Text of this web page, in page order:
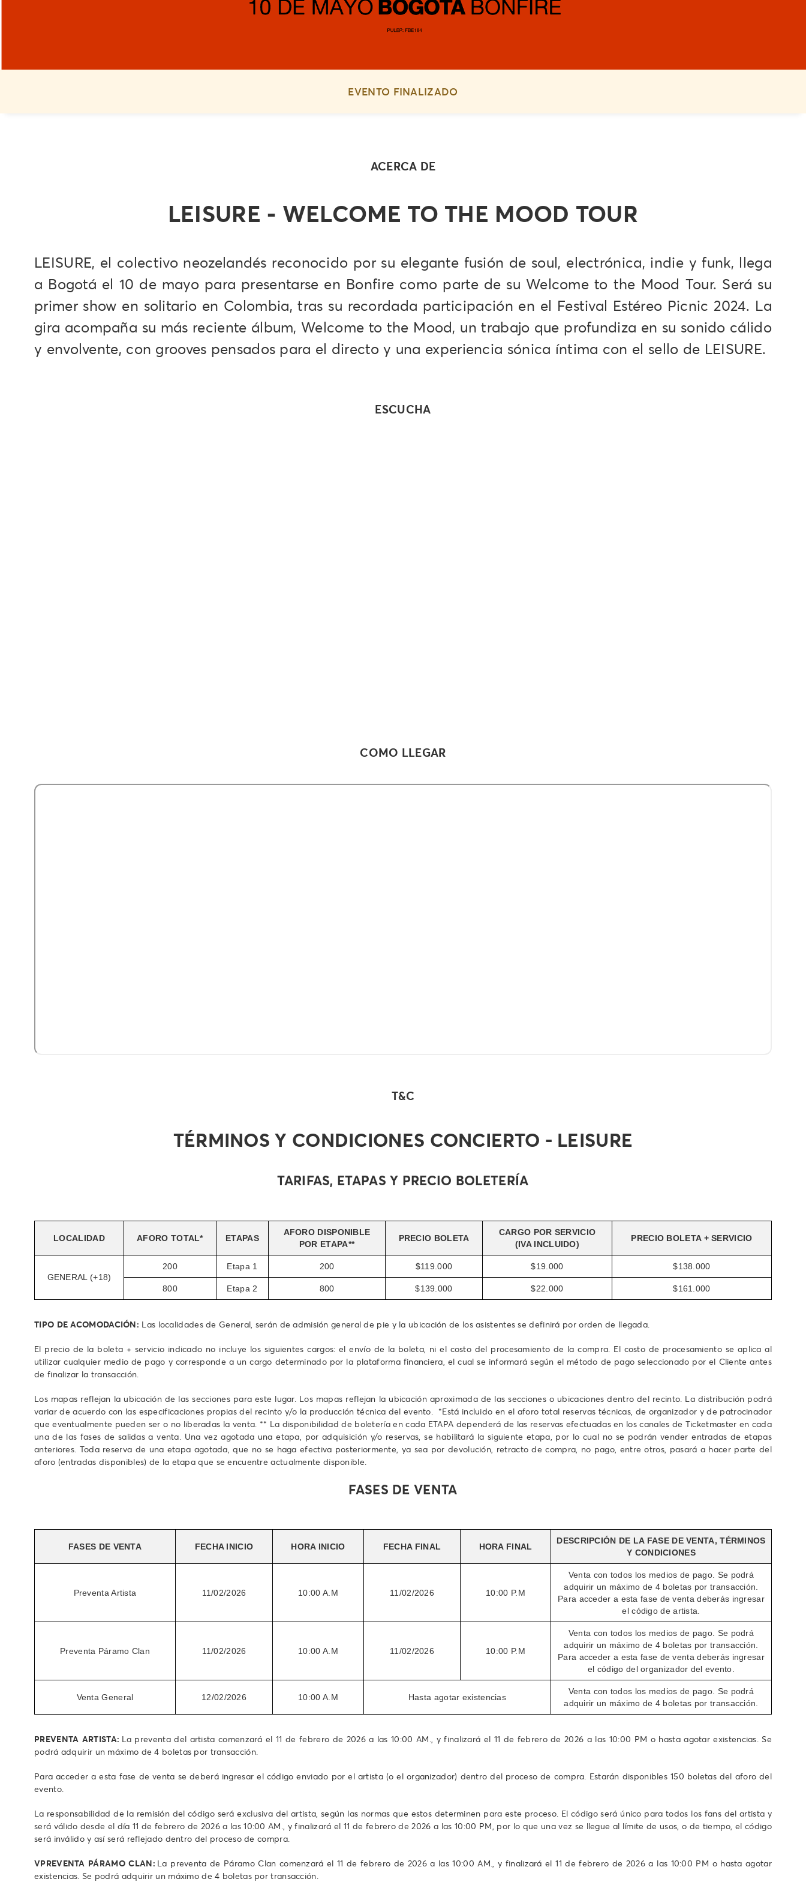
EVENTO FINALIZADO
ACERCA DE
LEISURE - WELCOME TO THE MOOD TOUR
LEISURE, el colectivo neozelandés reconocido por su elegante fusión de soul, electrónica, indie y funk, llega
a Bogotá el 10 de mayo para presentarse en Bonfire como parte de su Welcome to the Mood Tour. Será su
primer show en solitario en Colombia, tras su recordada participación en el Festival Estéreo Picnic 2024. La
gira acompaña su más reciente álbum, Welcome to the Mood, un trabajo que profundiza en su sonido cálido
y envolvente, con grooves pensados para el directo y una experiencia sónica íntima con el sello de LEISURE.
ESCUCHA
COMO LLEGAR
T&C
TÉRMINOS Y CONDICIONES CONCIERTO - LEISURE
TARIFAS, ETAPAS Y PRECIO BOLETERÍA
LOCALIDAD AFORO TOTAL* ETAPAS
AFORO DISPONIBLE
POR ETAPA**
PRECIO BOLETA
CARGO POR SERVICIO
(IVA INCLUIDO)
PRECIO BOLETA + SERVICIO
GENERAL (+18)
200 Etapa 1 200 $119.000 $19.000 $138.000
800 Etapa 2 800 $139.000 $22.000 $161.000
TIPO DE ACOMODACIÓN: Las localidades de General, serán de admisión general de pie y la ubicación de los asistentes se definirá por orden de llegada.
El precio de la boleta + servicio indicado no incluye los siguientes cargos: el envío de la boleta, ni el costo del procesamiento de la compra. El costo de procesamiento se aplica al
utilizar cualquier medio de pago y corresponde a un cargo determinado por la plataforma financiera, el cual se informará según el método de pago seleccionado por el Cliente antes
de finalizar la transacción.
Los mapas reflejan la ubicación de las secciones para este lugar. Los mapas reflejan la ubicación aproximada de las secciones o ubicaciones dentro del recinto. La distribución podrá
variar de acuerdo con las especificaciones propias del recinto y/o la producción técnica del evento. *Está incluido en el aforo total reservas técnicas, de organizador y de patrocinador
que eventualmente pueden ser o no liberadas la venta. ** La disponibilidad de boletería en cada ETAPA dependerá de las reservas efectuadas en los canales de Ticketmaster en cada
una de las fases de salidas a venta. Una vez agotada una etapa, por adquisición y/o reservas, se habilitará la siguiente etapa, por lo cual no se podrán vender entradas de etapas
anteriores. Toda reserva de una etapa agotada, que no se haga efectiva posteriormente, ya sea por devolución, retracto de compra, no pago, entre otros, pasará a hacer parte del
aforo (entradas disponibles) de la etapa que se encuentre actualmente disponible.
FASES DE VENTA
FASES DE VENTA FECHA INICIO HORA INICIO FECHA FINAL HORA FINAL
DESCRIPCIÓN DE LA FASE DE VENTA, TÉRMINOS
Y CONDICIONES
Preventa Artista 11/02/2026 10:00 A.M 11/02/2026 10:00 P.M
Venta con todos los medios de pago. Se podrá
adquirir un máximo de 4 boletas por transacción.
Para acceder a esta fase de venta deberás ingresar
el código de artista.
Preventa Páramo Clan 11/02/2026 10:00 A.M 11/02/2026 10:00 P.M
Venta con todos los medios de pago. Se podrá
adquirir un máximo de 4 boletas por transacción.
Para acceder a esta fase de venta deberás ingresar
el código del organizador del evento.
Venta General 12/02/2026 10:00 A.M Hasta agotar existencias
Venta con todos los medios de pago. Se podrá
adquirir un máximo de 4 boletas por transacción.
PREVENTA ARTISTA: La preventa del artista comenzará el 11 de febrero de 2026 a las 10:00 AM., y finalizará el 11 de febrero de 2026 a las 10:00 PM o hasta agotar existencias. Se
podrá adquirir un máximo de 4 boletas por transacción.
Para acceder a esta fase de venta se deberá ingresar el código enviado por el artista (o el organizador) dentro del proceso de compra. Estarán disponibles 150 boletas del aforo del
evento.
La responsabilidad de la remisión del código será exclusiva del artista, según las normas que estos determinen para este proceso. El código será único para todos los fans del artista y
será válido desde el día 11 de febrero de 2026 a las 10:00 AM., y finalizará el 11 de febrero de 2026 a las 10:00 PM, por lo que una vez se llegue al límite de usos, o de tiempo, el código
será inválido y así será reflejado dentro del proceso de compra.
VPREVENTA PÁRAMO CLAN: La preventa de Páramo Clan comenzará el 11 de febrero de 2026 a las 10:00 AM., y finalizará el 11 de febrero de 2026 a las 10:00 PM o hasta agotar
existencias. Se podrá adquirir un máximo de 4 boletas por transacción.